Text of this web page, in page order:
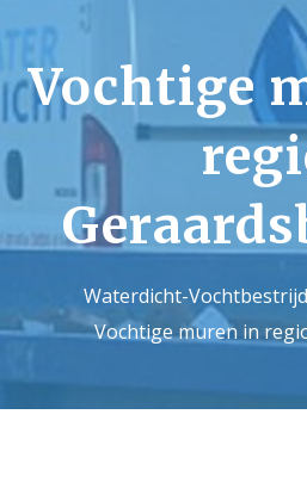
Contact
Vochtige
Waterdicht-
Vochtige muren in